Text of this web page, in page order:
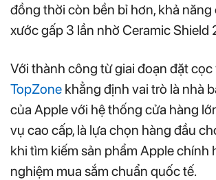
đồng thời còn bền bỉ hơn, khả
xước gấp 3 lần nhờ Ceramic Shield
Với thành công từ giai đoạn đặt cọc
TopZone khẳng định vai trò là nhà
của Apple với hệ thống cửa hàng
vụ cao cấp, là lựa chọn hàng đầu
khi tìm kiếm sản phẩm Apple chính
nghiệm mua sắm chuẩn quốc tế.